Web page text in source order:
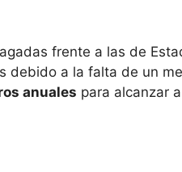
frente a las de
a la falta de un
anuales para alcanzar